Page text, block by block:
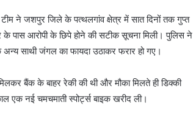
टीम ने जशपुर जिले के पत्थलगांव क्षेत्र में सात दिनों तक गुप्त
पास आरोपी के छिपे होने की सटीक सूचना मिली। पुलिस ने
साथी जंगल का फायदा उठाकर फरार हो गए।
बैंक के बाहर रेकी की थी और मौका मिलते ही डिक्की
नई चमचमाती स्पोर्ट्स बाइक खरीद ली।